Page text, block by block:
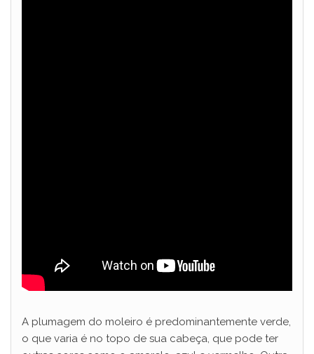
A plumagem do moleiro é predominantemente verde,
o que varia é no topo de sua cabeça, que pode ter